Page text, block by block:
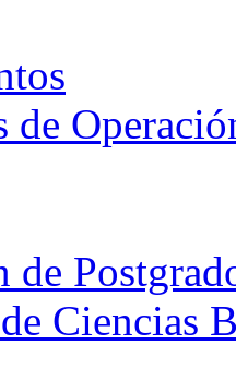
de
de
Ciencias